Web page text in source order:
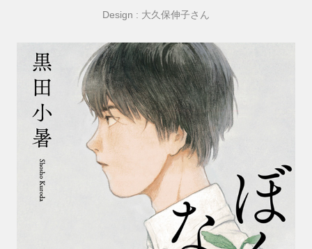
Design : 大久保伸子さん